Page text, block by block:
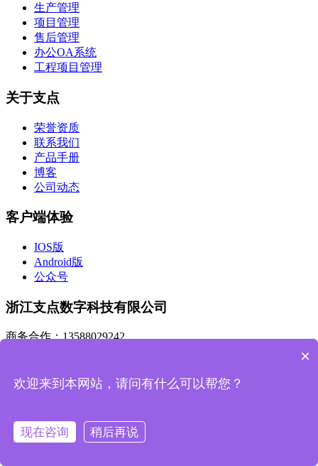
生产管理
项目管理
售后管理
办公OA系统
工程项目管理
关于支点
荣誉资质
联系我们
产品手册
博客
公司动态
客户端体验
IOS版
Android版
公众号
浙江支点数字科技有限公司
商务合作：13588029242
杭州总部：浙江省杭州市滨江区人工智能产业园A幢405
基地D栋405室
×
欢迎来到本网站，请问有什么可以帮您？
现在咨询 稍后再说